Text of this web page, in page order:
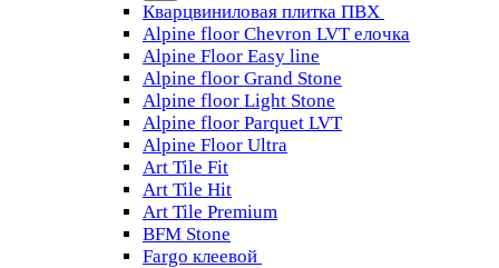
Кварцвиниловая плитка ПВХ
Alpine floor Chevron LVT елочка
Alpine Floor Easy line
Alpine floor Grand Stone
Alpine floor Light Stone
Alpine floor Parquet LVT
Alpine Floor Ultra
Art Tile Fit
Art Tile Hit
Art Tile Premium
BFM Stone
Fargo клеевой